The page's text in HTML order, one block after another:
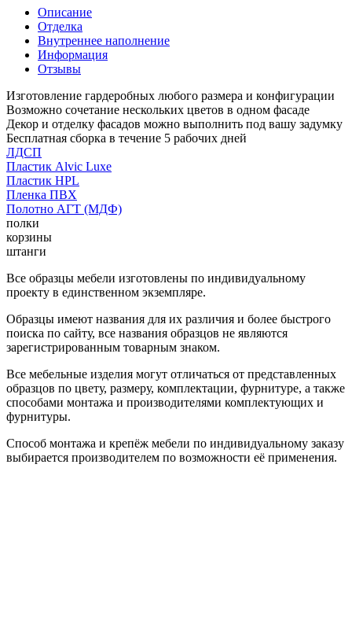
Описание
Отделка
Внутреннее наполнение
Информация
Отзывы
Изготовление гардеробных любого размера и конфигурации
Возможно сочетание нескольких цветов в одном фасаде
Декор и отделку фасадов можно выполнить под вашу задумку
Бесплатная сборка в течение 5 рабочих дней
ЛДСП
Пластик Alvic Luxe
Пластик HPL
Пленка ПВХ
Полотно АГТ (МДФ)
полки
корзины
штанги
Все образцы мебели изготовлены по индивидуальному
проекту в единственном экземпляре.
Образцы имеют названия для их различия и более быстрого
поиска по сайту, все названия образцов не являются
зарегистрированным товарным знаком.
Все мебельные изделия могут отличаться от представленных
образцов по цвету, размеру, комплектации, фурнитуре, а также
способами монтажа и производителями комплектующих и
фурнитуры.
Способ монтажа и крепёж мебели по индивидуальному заказу
выбирается производителем по возможности её применения.